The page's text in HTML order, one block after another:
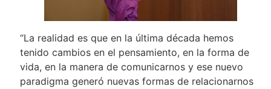
“La realidad es que en la última década hemos
tenido cambios en el pensamiento, en la forma de
vida, en la manera de comunicarnos y ese nuevo
paradigma generó nuevas formas de relacionarnos